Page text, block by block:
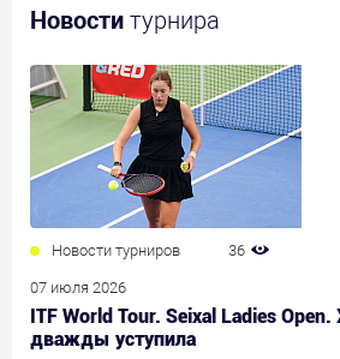
Новости турнира
Новости турниров 36
07 июля 2026
ITF World Tour. Seixal Ladies
дважды уступила